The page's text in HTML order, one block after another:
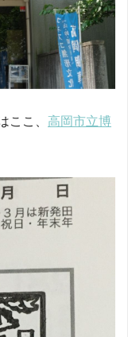
ここ、 高岡市立博